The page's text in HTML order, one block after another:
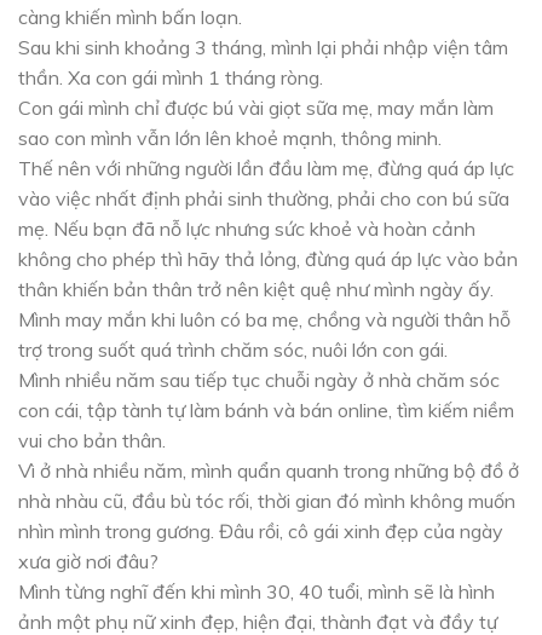
càng khiến mình bấn loạn.
Sau khi sinh khoảng 3 tháng, mình lại phải nhập viện tâm
thần. Xa con gái mình 1 tháng ròng.
Con gái mình chỉ được bú vài giọt sữa mẹ, may mắn làm
sao con mình vẫn lớn lên khoẻ mạnh, thông minh.
Thế nên với những người lần đầu làm mẹ, đừng quá áp lực
vào việc nhất định phải sinh thường, phải cho con bú sữa
mẹ. Nếu bạn đã nỗ lực nhưng sức khoẻ và hoàn cảnh
không cho phép thì hãy thả lỏng, đừng quá áp lực vào bản
thân khiến bản thân trở nên kiệt quệ như mình ngày ấy.
Mình may mắn khi luôn có ba mẹ, chồng và người thân hỗ
trợ trong suốt quá trình chăm sóc, nuôi lớn con gái.
Mình nhiều năm sau tiếp tục chuỗi ngày ở nhà chăm sóc
con cái, tập tành tự làm bánh và bán online, tìm kiếm niềm
vui cho bản thân.
Vì ở nhà nhiều năm, mình quẩn quanh trong những bộ đồ ở
nhà nhàu cũ, đầu bù tóc rối, thời gian đó mình không muốn
nhìn mình trong gương. Đâu rồi, cô gái xinh đẹp của ngày
xưa giờ nơi đâu?
Mình từng nghĩ đến khi mình 30, 40 tuổi, mình sẽ là hình
ảnh một phụ nữ xinh đẹp, hiện đại, thành đạt và đầy tự